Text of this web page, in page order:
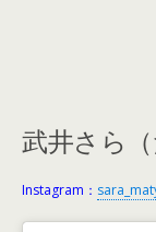
武井さら
Instagram：